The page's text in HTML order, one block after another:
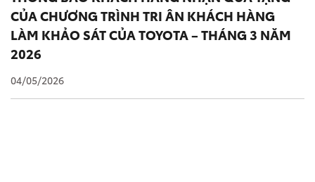
CỦA CHƯƠNG TRÌNH TRI ÂN KHÁCH HÀNG
LÀM KHẢO SÁT CỦA TOYOTA – THÁNG 3 NĂM
2026
04/05/2026